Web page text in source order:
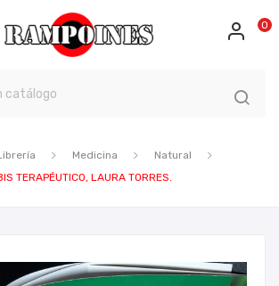
0
Medicina
Natural
TERAPÉUTICO, LAURA TORRES.